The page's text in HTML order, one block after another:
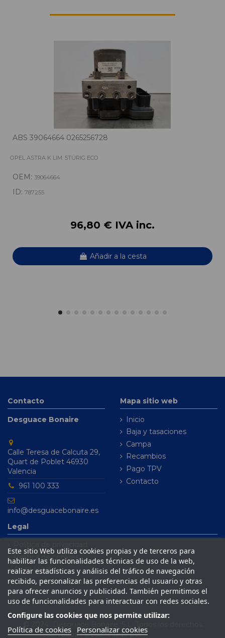
ABS 39064664 0265256728
OPEL ASTRA K LIM. 5TÜRIG ECO
OEM: 39064664
ID: 787255
96,80 € IVA inc.
Añadir a la cesta
Contacto
Desguace Bonaire
Calle Teresa de Calcuta 29,
Quart de Poblet 46930
Valencia
961 100 333
info@desguacebonaire.es
Mapa sitio web
Inicio
Baja y tasaciones
Campa
Recambios
Pago TPV
Contacto
Legal
Política de cookies
Aviso legal
Condiciones de venta
Este sitio Web utiliza cookies propias y de terceros para
habilitar las funcionalidades técnicas de uso de la web,
realizar estadísticas y análisis del tráfico de navegación
recibido, personalizar las preferencias del usuario y otras
para ofrecer anuncios y publicidad. También permitimos el
uso de funcionalidades para interactuar con redes sociales.
Configure las cookies que nos permite utilizar:
Política de cookies Personalizar cookies
reservados | Desarrollado porSeintosoft